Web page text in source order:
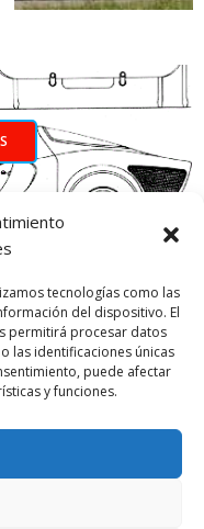
tecnologías como las
del dispositivo. El
permitirá procesar datos
las identificaciones únicas
puede afectar
y funciones.
for free using